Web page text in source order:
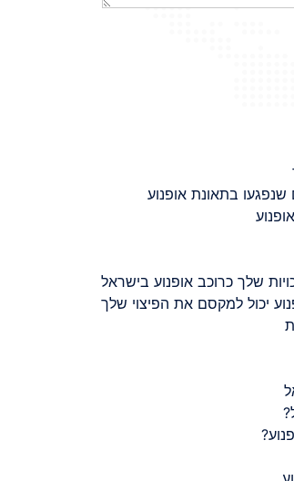
בתאונת אופנוע
שלך כרוכב אופנוע בישראל
יכול למקסם את הפיצוי שלך